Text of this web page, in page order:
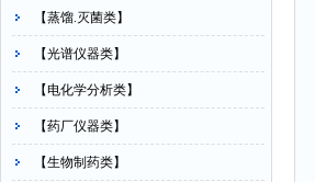
【蒸馏.灭菌类】
【光谱仪器类】
【电化学分析类】
【药厂仪器类】
【生物制药类】